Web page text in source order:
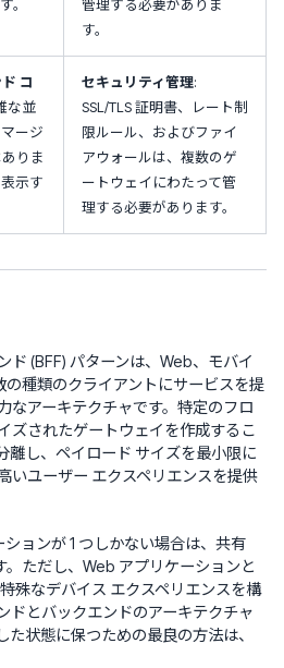
。
管理する必要がありま
す。
コ
な並
ージ
りま
示す
セキュリティ管理:
SSL/TLS 証明書、レート制
限ルール、およびファイ
アウォールは、複数のゲ
ートウェイにわたって管
理する必要があります。
ド (BFF) パターンは、Web、モバイ
の種類のクライアントにサービスを提
なアーキテクチャです。特定のフロ
ズされたゲートウェイを作成するこ
離し、ペイロード サイズを最小限に
いユーザー エクスペリエンスを提供
ョンが 1 つしかない場合は、共有
。ただし、Web アプリケーションと
殊なデバイス エクスペリエンスを構
ドとバックエンドのアーキテクチャ
た状態に保つための最良の方法は、